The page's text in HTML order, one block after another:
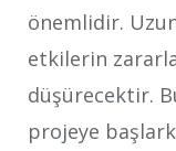
önemlidir.
etkilerin
düşürecektir.
projeye